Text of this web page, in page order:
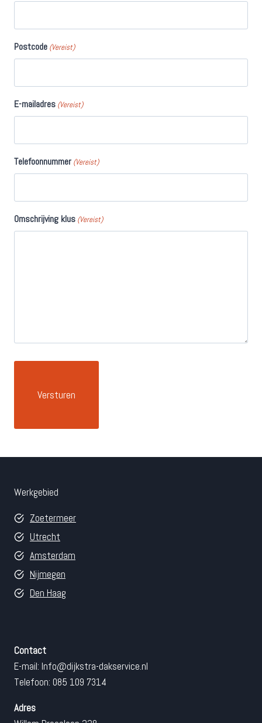
Postcode (Vereist)
E-mailadres (Vereist)
Telefoonnummer (Vereist)
Omschrijving klus (Vereist)
Werkgebied
Zoetermeer
Utrecht
Amsterdam
Nijmegen
Den Haag
Contact
E-mail: Info@dijkstra-dakservice.nl
Telefoon: 085 109 7314
Adres